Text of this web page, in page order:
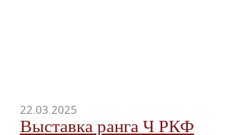
22.03.2025
Выставка ранга Ч РКФ